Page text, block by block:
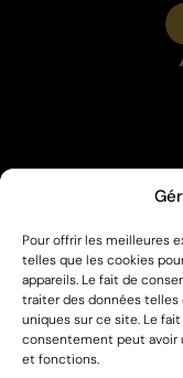
Pour offrir les meilleures
telles que les cookies
appareils. Le fait de
traiter des données
uniques sur ce site. Le
consentement peut avoir
et fonctions.